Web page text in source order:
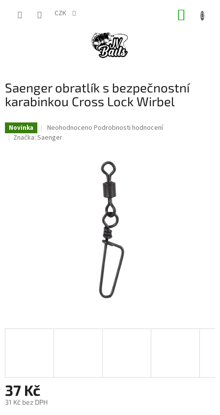
CZK
Saenger obratlík s bezpečnostní
karabinkou Cross Lock Wirbel
Novinka
Průměrné
hodnocení
Neohodnoceno Podrobnosti hodnocení
Značka: Saenger
37 Kč
31 Kč bez DPH